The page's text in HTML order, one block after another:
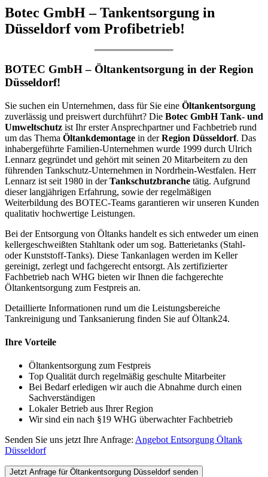
Botec GmbH – Tankentsorgung in
Düsseldorf vom Profibetrieb!
BOTEC GmbH – Öltankentsorgung in der Region
Düsseldorf!
Sie suchen ein Unternehmen, dass für Sie eine Öltankentsorgung
zuverlässig und preiswert durchführt? Die Botec GmbH Tank- und
Umweltschutz ist Ihr erster Ansprechpartner und Fachbetrieb rund
um das Thema Öltankdemontage in derRegion Düsseldorf. Das
inhabergeführte Familien-Unternehmen wurde 1999 durch Ulrich
Lennarz gegründet und gehört mit seinen 20 Mitarbeitern zu den
führenden Tankschutz-Unternehmen in Nordrhein-Westfalen. Herr
Lennarz ist seit 1980 in derTankschutzbranche tätig. Aufgrund
dieser langjährigen Erfahrung, sowie der regelmäßigen
Weiterbildung des BOTEC-Teams garantieren wir unseren Kunden
qualitativ hochwertige Leistungen.
Bei der Entsorgung von Öltanks handelt es sich entweder um einen
kellergeschweißten Stahltank oder um sog. Batterietanks (Stahl-
oder Kunststoff-Tanks). Diese Tankanlagen werden im Keller
gereinigt, zerlegt und fachgerecht entsorgt. Als zertifizierter
Fachbetrieb nach WHG bieten wir Ihnen die fachgerechte
Öltankentsorgung zum Festpreis an.
Detaillierte Informationen rund um die Leistungsbereiche
Tankreinigung und Tanksanierung finden Sie auf Öltank24.
Ihre Vorteile
Öltankentsorgung zum Festpreis
Top Qualität durch regelmäßig geschulte Mitarbeiter
Bei Bedarf erledigen wir auch die Abnahme durch einen
Sachverständigen
Lokaler Betrieb aus Ihrer Region
Wir sind ein nach §19 WHG überwachter Fachbetrieb
Senden Sie uns jetzt Ihre Anfrage: Angebot Entsorgung Öltank
Düsseldorf
Jetzt Anfrage für Öltankentsorgung Düsseldorf senden